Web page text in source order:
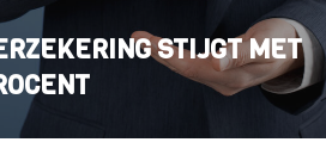
STIJGT MET